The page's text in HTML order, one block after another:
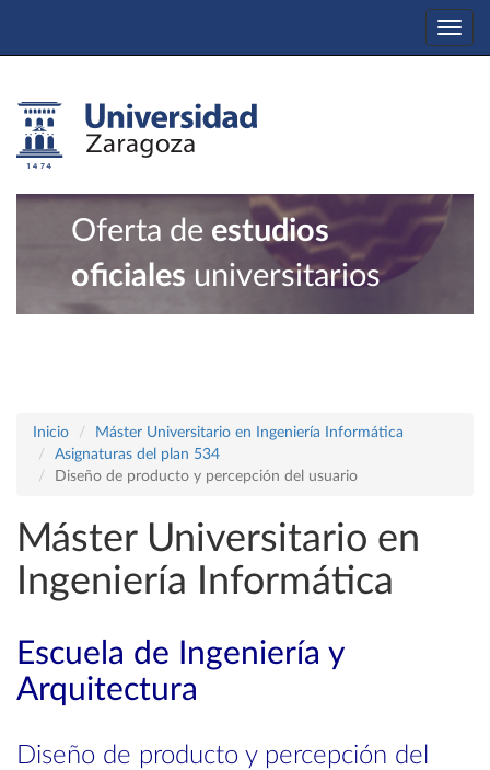
Oferta de estudios
oficiales universitarios
Inicio
Máster Universitario en Ingeniería Informática
Asignaturas del plan 534
Diseño de producto y percepción del usuario
Máster Universitario en
Ingeniería Informática
Escuela de Ingeniería y
Arquitectura
Diseño de producto y percepción del